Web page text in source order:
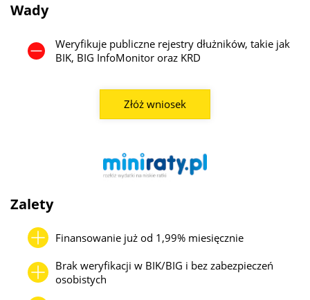
Wady
Weryfikuje publiczne rejestry dłużników, takie jak
BIK, BIG InfoMonitor oraz KRD
Złóż wniosek
Zalety
Finansowanie już od 1,99% miesięcznie
Brak weryfikacji w BIK/BIG i bez zabezpieczeń
osobistych